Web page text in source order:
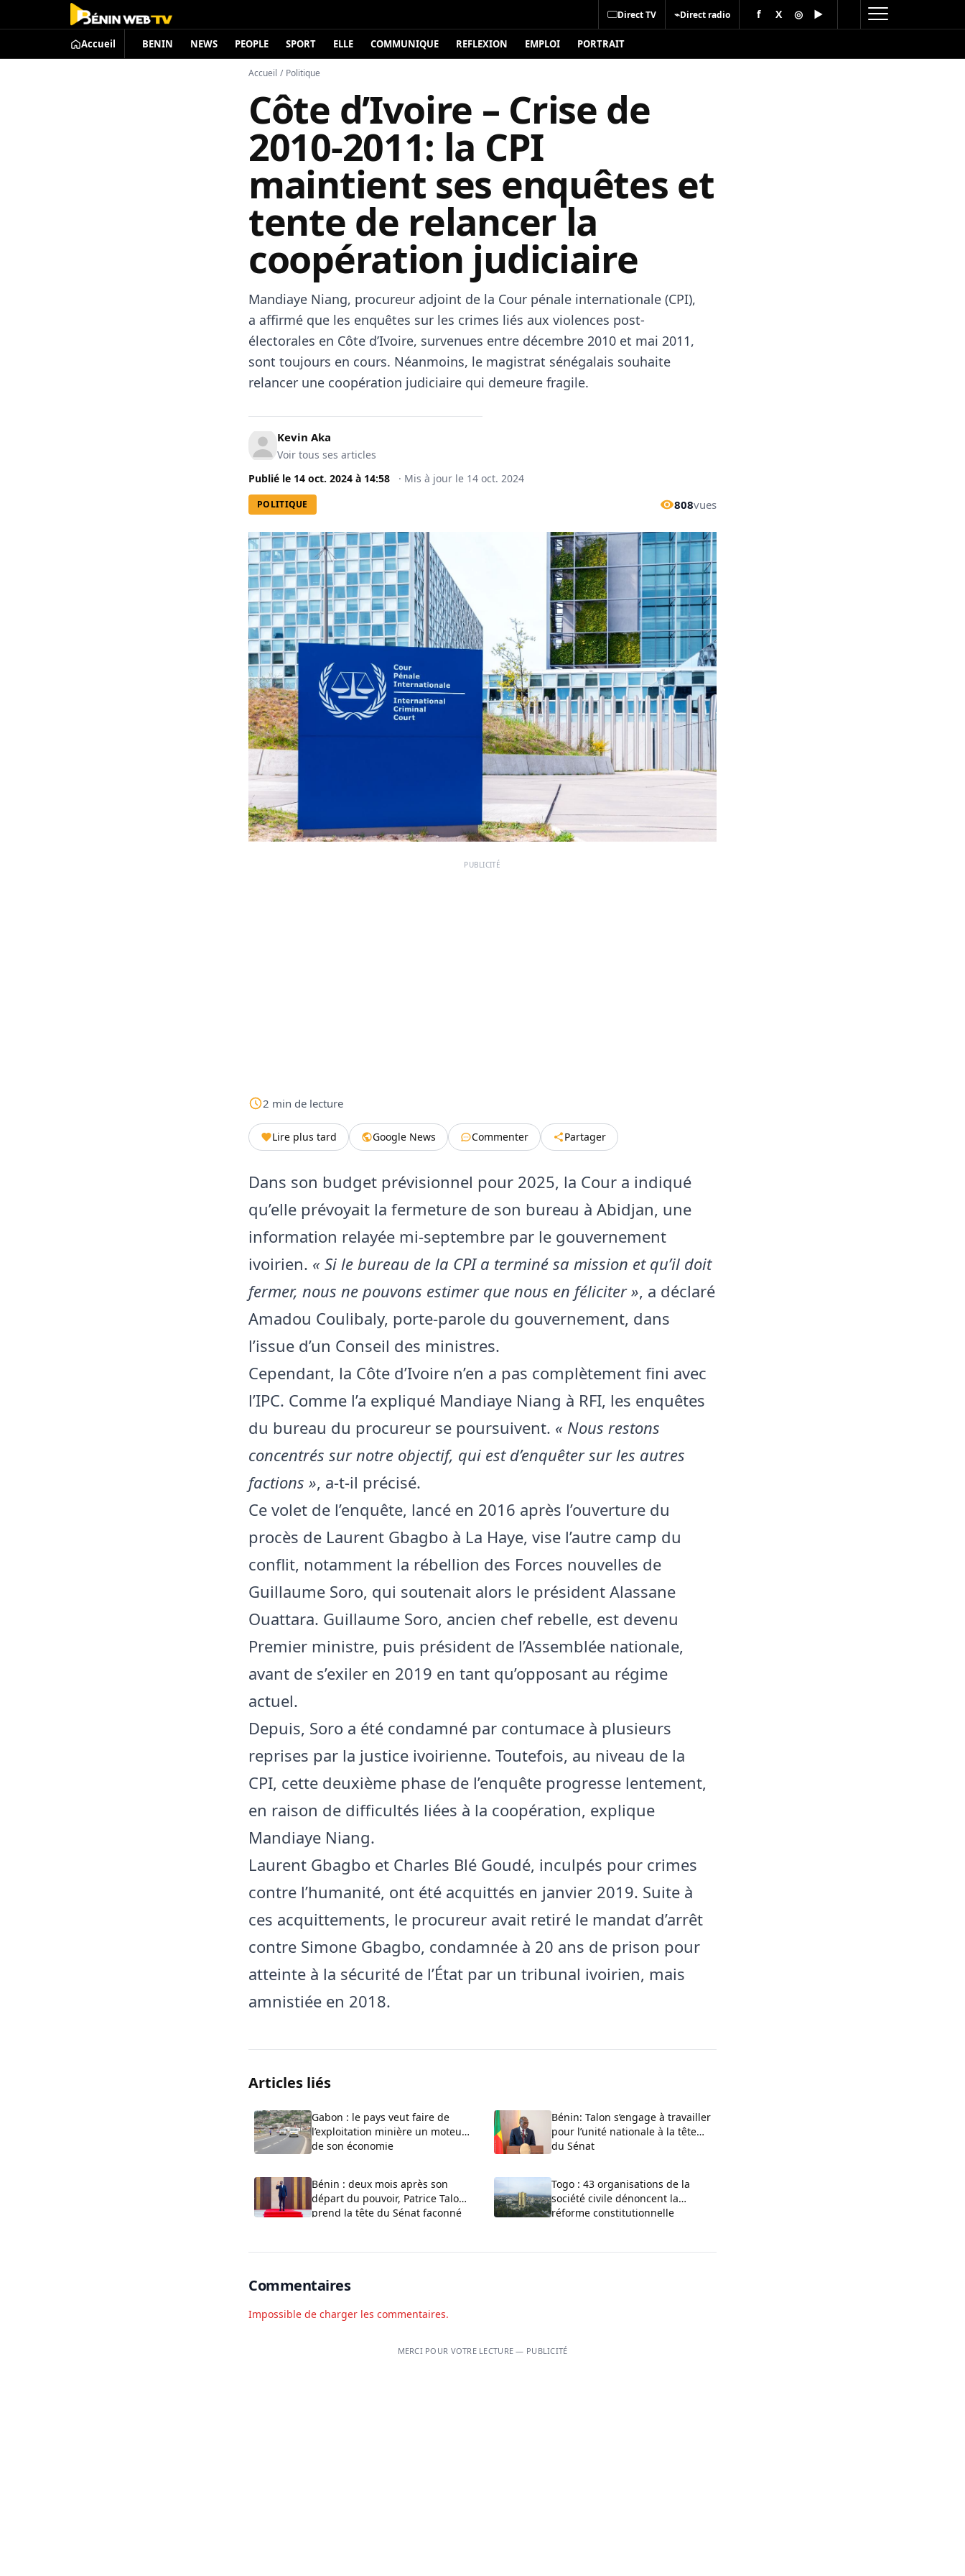
Direct TV ⌁Direct radio f X ◎ ▶
Accueil BENIN NEWS PEOPLE SPORT ELLE COMMUNIQUE REFLEXION EMPLOI PORTRAIT
Accueil / Politique
Côte d’Ivoire – Crise de
2010-2011: la CPI
maintient ses enquêtes et
tente de relancer la
coopération judiciaire
Mandiaye Niang, procureur adjoint de la Cour pénale internationale (CPI),
a affirmé que les enquêtes sur les crimes liés aux violences post-
électorales en Côte d’Ivoire, survenues entre décembre 2010 et mai 2011,
sont toujours en cours. Néanmoins, le magistrat sénégalais souhaite
relancer une coopération judiciaire qui demeure fragile.
Kevin Aka
Voir tous ses articles
Publié le 14 oct. 2024 à 14:58 · Mis à jour le 14 oct. 2024
POLITIQUE 808vues
PUBLICITÉ
2 min de lecture
Lire plus tard Google News Commenter Partager
Dans son budget prévisionnel pour 2025, la Cour a indiqué
qu’elle prévoyait la fermeture de son bureau à Abidjan, une
information relayée mi-septembre par le gouvernement
ivoirien. « Si le bureau de la CPI a terminé sa mission et qu’il doit
fermer, nous ne pouvons estimer que nous en féliciter », a déclaré
Amadou Coulibaly, porte-parole du gouvernement, dans
l’issue d’un Conseil des ministres.
Cependant, la Côte d’Ivoire n’en a pas complètement fini avec
l’IPC. Comme l’a expliqué Mandiaye Niang à RFI, les enquêtes
du bureau du procureur se poursuivent. « Nous restons
concentrés sur notre objectif, qui est d’enquêter sur les autres
factions », a-t-il précisé.
Ce volet de l’enquête, lancé en 2016 après l’ouverture du
procès de Laurent Gbagbo à La Haye, vise l’autre camp du
conflit, notamment la rébellion des Forces nouvelles de
Guillaume Soro, qui soutenait alors le président Alassane
Ouattara. Guillaume Soro, ancien chef rebelle, est devenu
Premier ministre, puis président de l’Assemblée nationale,
avant de s’exiler en 2019 en tant qu’opposant au régime
actuel.
Depuis, Soro a été condamné par contumace à plusieurs
reprises par la justice ivoirienne. Toutefois, au niveau de la
CPI, cette deuxième phase de l’enquête progresse lentement,
en raison de difficultés liées à la coopération, explique
Mandiaye Niang.
Laurent Gbagbo et Charles Blé Goudé, inculpés pour crimes
contre l’humanité, ont été acquittés en janvier 2019. Suite à
ces acquittements, le procureur avait retiré le mandat d’arrêt
contre Simone Gbagbo, condamnée à 20 ans de prison pour
atteinte à la sécurité de l’État par un tribunal ivoirien, mais
amnistiée en 2018.
Articles liés
Gabon : le pays veut faire de
l’exploitation minière un moteur
de son économie
Bénin: Talon s’engage à travailler
pour l’unité nationale à la tête
du Sénat
Bénin : deux mois après son
départ du pouvoir, Patrice Talon
prend la tête du Sénat façonné
Togo : 43 organisations de la
société civile dénoncent la
réforme constitutionnelle
Commentaires
Impossible de charger les commentaires.
MERCI POUR VOTRE LECTURE — PUBLICITÉ